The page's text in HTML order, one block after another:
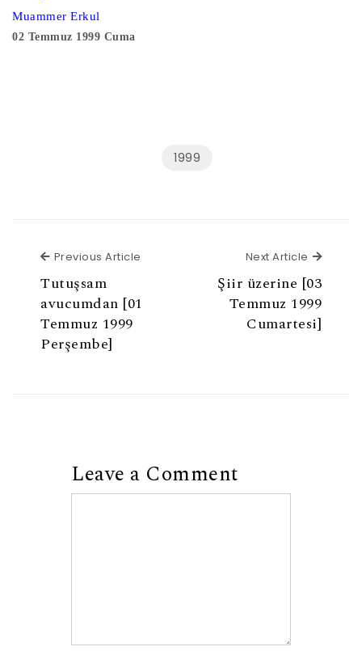
Muammer Erkul
02 Temmuz 1999 Cuma
1999
Previous Article
Tutuşsam
avucumdan [01
Temmuz 1999
Perşembe]
Next Article Next
Şiir üzerine [03
Temmuz 1999
Cumartesi]
Leave a Comment